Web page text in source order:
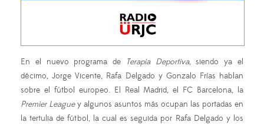
En el nuevo programa de Terapia Deportiva, siendo ya el
décimo, Jorge Vicente, Rafa Delgado y Gonzalo Frías hablan
sobre el fútbol europeo. El Real Madrid, el FC Barcelona, la
Premier Leaguey algunos asuntos más ocupan las portadas en
la tertulia de fútbol, la cual es seguida por Rafa Delgado y los